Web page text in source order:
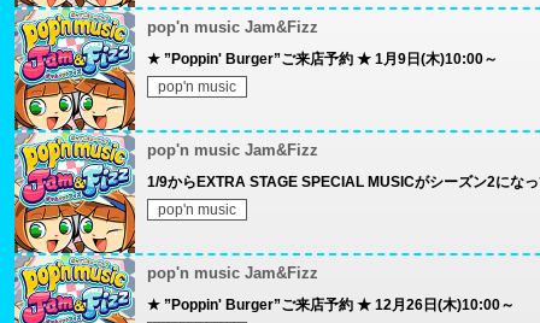
pop'n music Jam&Fizz
★ ”Poppin' Burger”ご来店予約 ★ 1月9日(木)10:00～
pop'n music
pop'n music Jam&Fizz
1/9からEXTRA STAGE SPECIAL MUSICがシーズン2にな
pop'n music
pop'n music Jam&Fizz
★ ”Poppin' Burger”ご来店予約 ★ 12月26日(木)10:00～